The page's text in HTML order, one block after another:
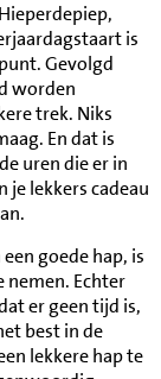
is
Gevolgd
worden
trek. Niks
En dat is
uren die er in
je lekkers cadeau
goede hap, is
nemen. Echter
er geen tijd is,
best in de
lekkere hap te